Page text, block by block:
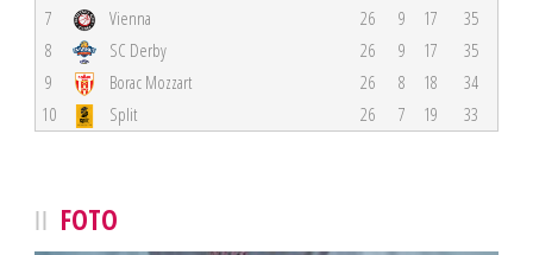
7
Vienna 26 9 17
35
8
SC Derby 26 9 17
35
9
Borac Mozzart 26 8 18
34
10
Split 26 7 19 33
FOTO